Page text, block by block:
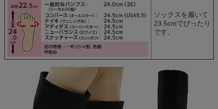
ソックスを履いて
23.5cmでぴったり
です。